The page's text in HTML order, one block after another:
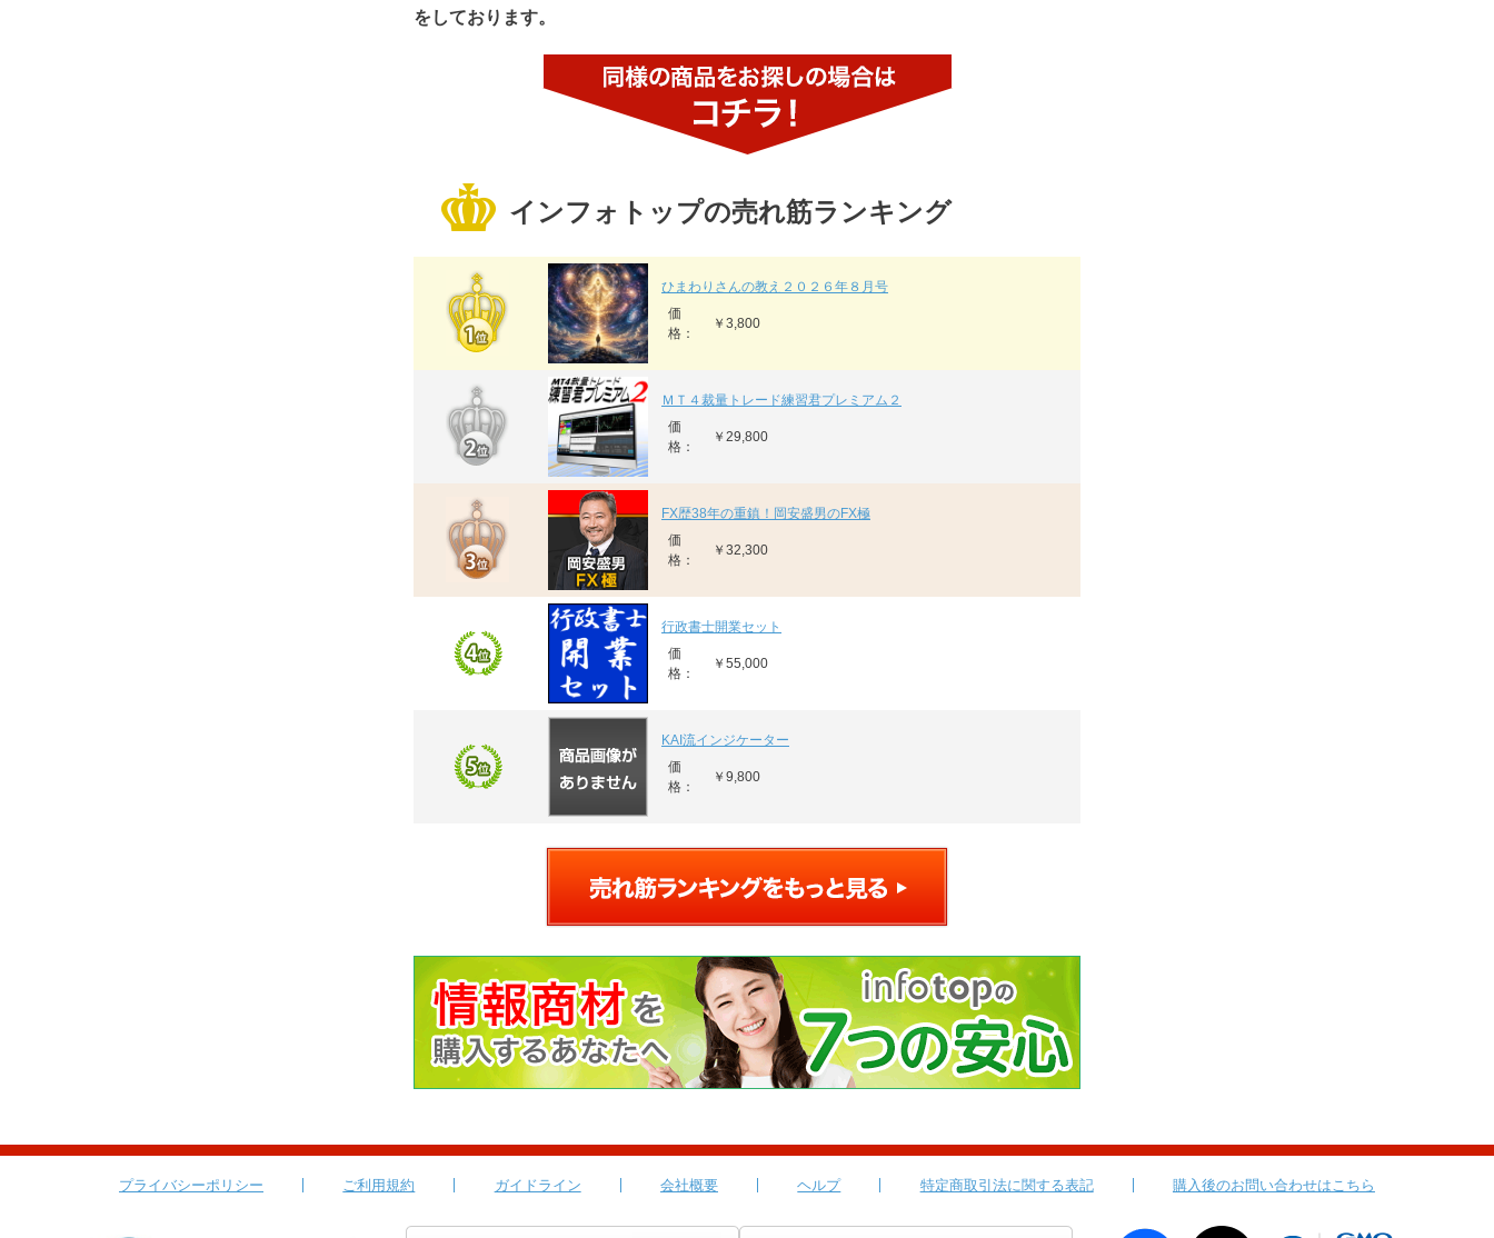
をしております。
インフォトップの売れ筋ランキング
ひまわりさんの教え２０２６年８月号
価
格：
￥3,800
ＭＴ４裁量トレード練習君プレミアム２
価
格：
￥29,800
FX歴38年の重鎮！岡安盛男のFX極
価
格：
￥32,300
行政書士開業セット
価
格：
￥55,000
KAI流インジケーター
価
格：
￥9,800
プライバシーポリシー ご利用規約 ガイドライン 会社概要 ヘルプ 特定商取引法に関する表記 購入後のお問い合わせはこちら